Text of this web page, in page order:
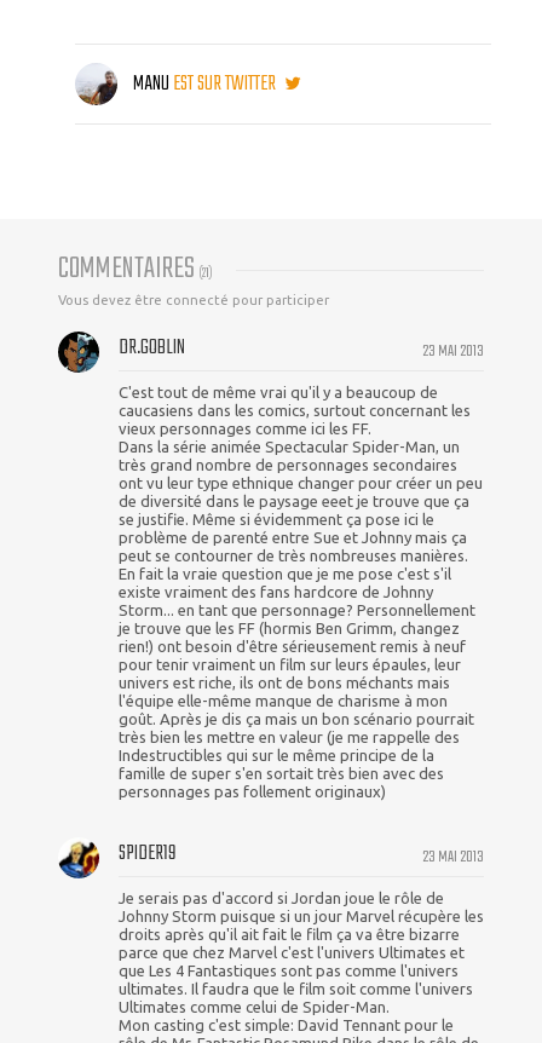
MANUEST SUR TWITTER
COMMENTAIRES (21)
Vous devez être connecté pour participer
23 MAI 2013
DR.GOBLIN
C'est tout de même vrai qu'il y a beaucoup de
caucasiens dans les comics, surtout concernant les
vieux personnages comme ici les FF.
Dans la série animée Spectacular Spider-Man, un
très grand nombre de personnages secondaires
ont vu leur type ethnique changer pour créer un peu
de diversité dans le paysage eeet je trouve que ça
se justifie. Même si évidemment ça pose ici le
problème de parenté entre Sue et Johnny mais ça
peut se contourner de très nombreuses manières.
En fait la vraie question que je me pose c'est s'il
existe vraiment des fans hardcore de Johnny
Storm... en tant que personnage? Personnellement
je trouve que les FF (hormis Ben Grimm, changez
rien!) ont besoin d'être sérieusement remis à neuf
pour tenir vraiment un film sur leurs épaules, leur
univers est riche, ils ont de bons méchants mais
l'équipe elle-même manque de charisme à mon
goût. Après je dis ça mais un bon scénario pourrait
très bien les mettre en valeur (je me rappelle des
Indestructibles qui sur le même principe de la
famille de super s'en sortait très bien avec des
personnages pas follement originaux)
23 MAI 2013
SPIDER19
Je serais pas d'accord si Jordan joue le rôle de
Johnny Storm puisque si un jour Marvel récupère les
droits après qu'il ait fait le film ça va être bizarre
parce que chez Marvel c'est l'univers Ultimates et
que Les 4 Fantastiques sont pas comme l'univers
ultimates. Il faudra que le film soit comme l'univers
Ultimates comme celui de Spider-Man.
Mon casting c'est simple: David Tennant pour le